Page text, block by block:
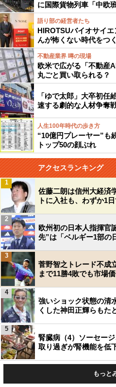
に国際貨物列車「中欧
語り部の経営者たち
HIROTSUバイオサイ
んが怖くない時代をつ
不動産業界 噂の現場
欧米で広がる「不動産
丸ごと買い取られる？
「ゆで太郎」大卒初
速する劇的な人材争奪
人生100年時代の歩き方
“10億円プレーヤー”も
トップ50の顔ぶれ
アクセスランキング
佐藤二朗は信州大経済
トに入社も、わずか1
1
欧州初の日本人指揮官
先”は「ベルギー1部の
2
菅野智之トレード不成
まで11勝4敗でも市場
3
強いショック状態の清
くした神田正輝らもた
4
腎臓病（4）ソーセー
取り過ぎが腎機能を低
5
もっと